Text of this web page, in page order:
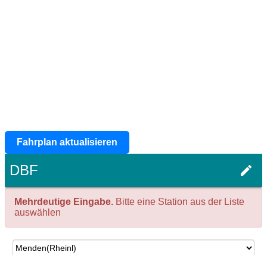
Fahrplan aktualisieren